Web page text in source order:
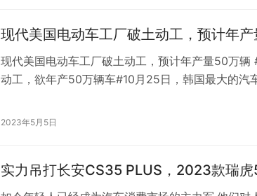
现代美国电动车工厂破土动工，预计年
现代美国电动车工厂破土动工，预计年产量50万辆
动工，欲年产50万辆车#10月25日，韩国最大的汽
笔投资是佐治亚州历史上最大的一笔投资，也是该
2023年5月5日
实力吊打长安CS35 PLUS，2023款瑞虎